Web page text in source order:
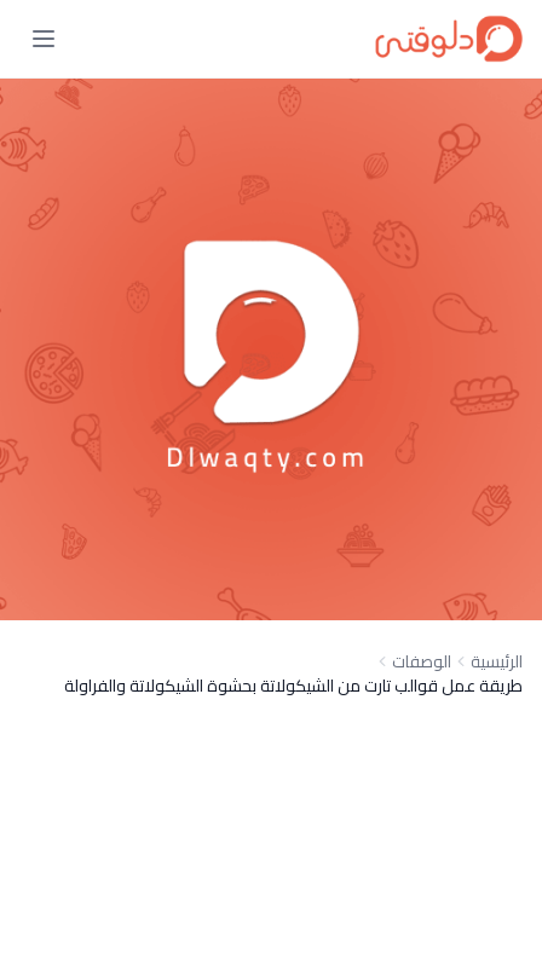
الرئيسية الوصفات
طريقة عمل قوالب تارت من الشيكولاتة بحشوة الشيكولاتة والفراولة